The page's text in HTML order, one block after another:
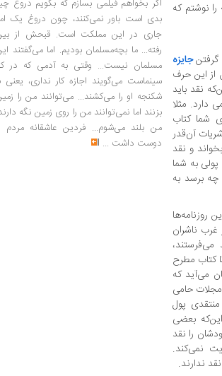
را نوشتم که
گرفتنجایزه
از این حرف
نقد باید
دارد. مثلا
شما کتاب
آن‌قدر
و نقد
به شما
چه برسد به
روزنامه‌ها
ناشران
کتاب مطرح
می‌آید که
مجلات حامی
پول
بعضی
را نقد
نمی‌کند.
ندارند.
اگر بخواهم فیلمی بسازم که بگویم دروغ
بدی است باور نمی‌کنند، چون دروغ یک
جاری در این مملکت است. قبحش از
رفته... ما بچه‌مسلمان بودیم. اما می‌گفتند
مسلمان نیست... وقتی به آدمی که در
سینماست می‌گویند اجازه کار نداری، یعنی
شکنجه او را می‌کشند... می‌توانند من را
بزنند اما نمی‌توانند من را روی زمین نگه
من بلند می‌شوم... فردین عاشقانه مردم
دوست داشت ...